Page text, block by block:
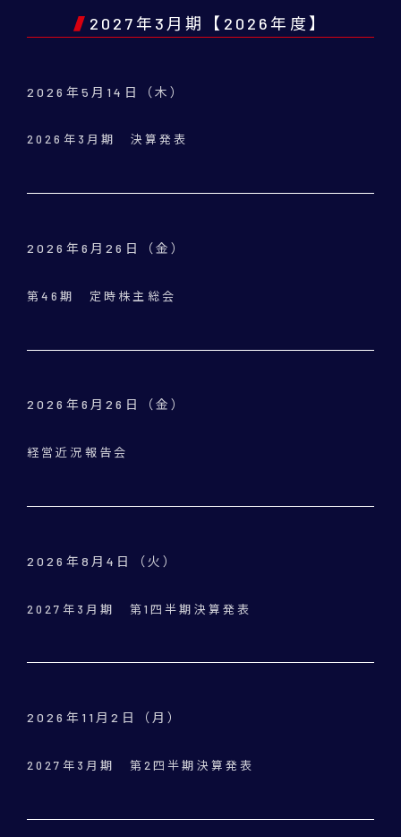
2027年3月期【2026年度】
2026年5月14日（木）
2026年3月期 決算発表
2026年6月26日（金）
第46期 定時株主総会
2026年6月26日（金）
経営近況報告会
2026年8月4日（火）
2027年3月期 第1四半期決算発表
2026年11月2日（月）
2027年3月期 第2四半期決算発表